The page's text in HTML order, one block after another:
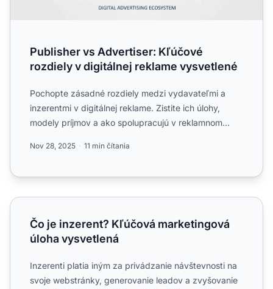
Publisher vs Advertiser: Kľúčové
rozdiely v digitálnej reklame vysvetlené
Pochopte zásadné rozdiely medzi vydavateľmi a
inzerentmi v digitálnej reklame. Zistite ich úlohy,
modely príjmov a ako spolupracujú v reklamnom
Nov 28, 2025 11 min čítania
Čo je inzerent? Kľúčová marketingová úloha vysvetlená
Čo je inzerent? Kľúčová marketingová
úloha vysvetlená
Inzerenti platia iným za privádzanie návštevnosti na
svoje webstránky, generovanie leadov a zvyšovanie